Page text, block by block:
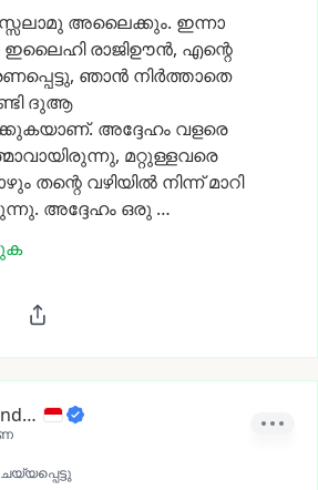
അലൈക്കും. ഇന്നാ
ഇലൈഹി രാജിഊൻ, എന്റെ
ഞാൻ നിർത്താതെ
ദുആ
അദ്ദേഹം വളരെ
മറ്റുള്ളവരെ
തന്റെ വഴിയിൽ നിന്ന് മാറി
അദ്ദേഹം ഒരു …